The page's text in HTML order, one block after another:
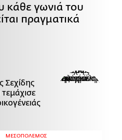
κάθε γωνιά του
πραγματικά
Σεχίδης
ΜΕΣΟΠΟΛΕΜΟΣ